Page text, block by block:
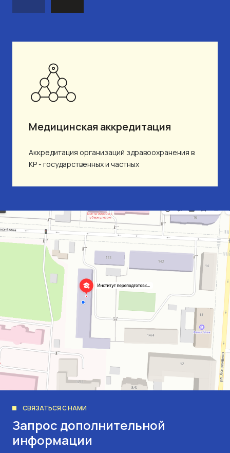
Медицинская аккредитация
Аккредитация организаций здравоохранения в
КР - государственных и частных
СВЯЗАТЬСЯ С НАМИ
Запрос дополнительной
информации